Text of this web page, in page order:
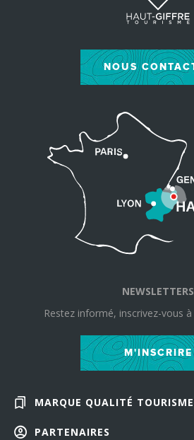
NOUS
NEWSLETTERS
Restez informé, inscrivez-vous
M'INSCRIRE
MARQUE QUALITÉ TOURISME
PARTENAIRES